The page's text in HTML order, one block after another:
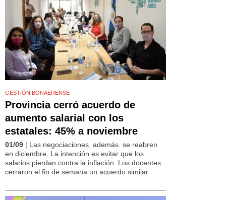
GESTIÓN BONAERENSE
Provincia cerró acuerdo de
aumento salarial con los
estatales: 45% a noviembre
01/09 | Las negociaciones, además. se reabren
en diciembre. La intención es evitar que los
salarios pierdan contra la inflación. Los docentes
cerraron el fin de semana un acuerdo similar.